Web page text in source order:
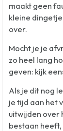
maakt geen
kleine
over.
Mocht je je
zo heel lang
geven: kijk
Als je dit nog
je tijd aan het
uitwijden over
bestaan